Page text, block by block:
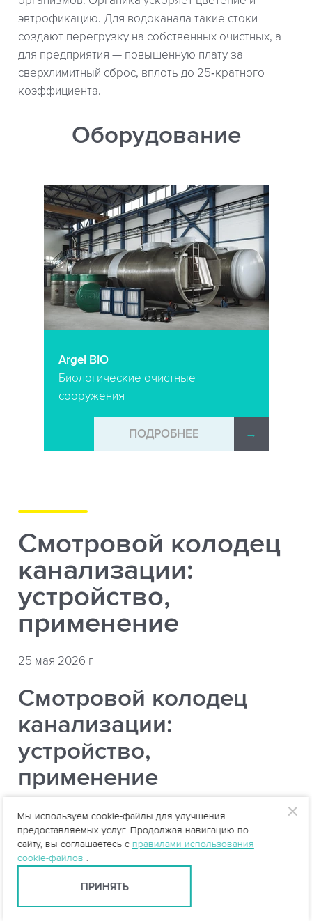
эвтрофикацию. Для водоканала такие стоки
создают перегрузку на собственных очистных, а
для предприятия — повышенную плату за
сверхлимитный сброс, вплоть до 25‑кратного
коэффициента.
Оборудование
Argel BIO
Биологические очистные
сооружения
ПОДРОБНЕЕ →
Смотровой колодец
канализации:
устройство,
применение
25 мая 2026 г
Смотровой колодец
канализации:
устройство,
применение
Что такое смотровой колодец
канализации и зачем он нужен
Мы используем cookie-файлы для улучшения
предоставляемых услуг. Продолжая навигацию по
сайту, вы соглашаетесь с правилами использования
cookie-файлов .
ПРИНЯТЬ